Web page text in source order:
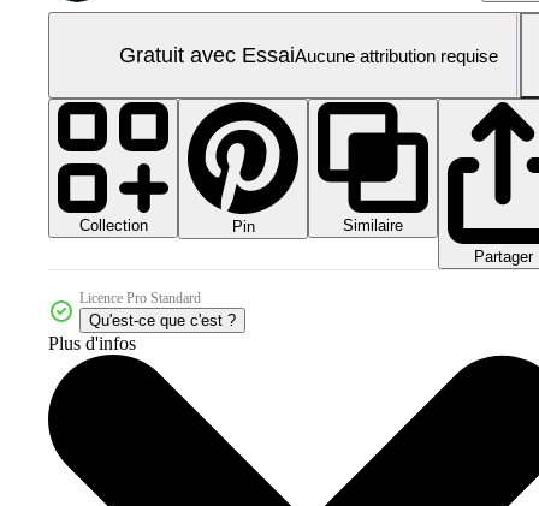
Gratuit avec EssaiAucune attribution requise
Collection Pin
Similaire
Partager
Licence Pro Standard
Qu'est-ce que c'est ?
Plus d'infos